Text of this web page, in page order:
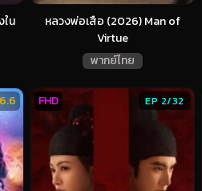
ใน
หลวงพ่อเสือ (2026) Man of
Virtue
พากย์ไทย
6.6 EP 2/32
FHD